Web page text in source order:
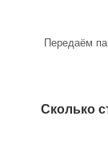
Передаём
Сколько